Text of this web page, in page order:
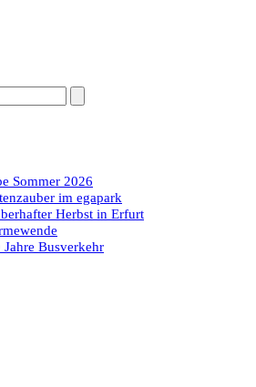
Sommer 2026
im egapark
Herbst in Erfurt
Busverkehr